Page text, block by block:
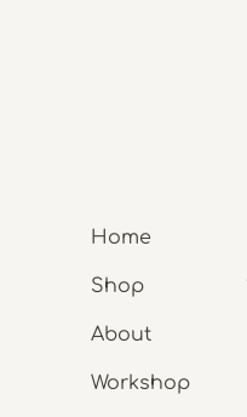
Home
Shop
About
Workshop